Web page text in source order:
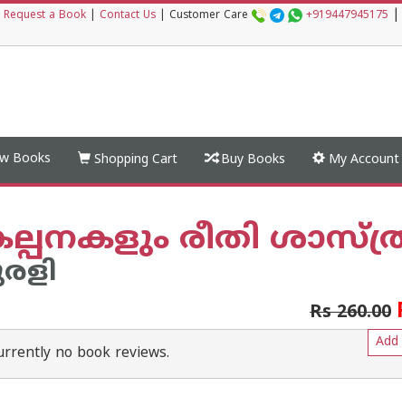
Request a Book Contact Us Customer Care +919447945175
Books Shopping Cart Buy Books My Account
രീതി
Rs 260.00
no book reviews.